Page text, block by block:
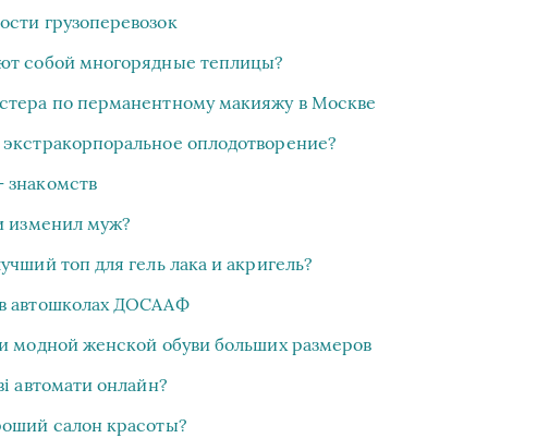
грузоперевозок
собой многорядные теплицы?
по перманентному макияжу в Москве
оплодотворение?
изменил муж?
топ для гель лака и акригель?
автошколах ДОСААФ
модной женской обуви больших размеров
автомати онлайн?
салон красоты?